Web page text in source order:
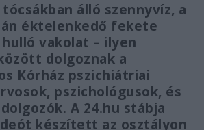
álló szennyvíz, a
éktelenkedő fekete
vakolat – ilyen
dolgoznak a
Kórház pszichiátriai
pszichológusok, és
A 24.hu stábja
készített az osztályon